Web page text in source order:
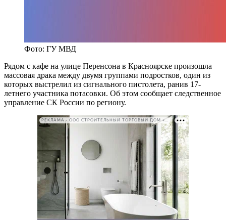
Фото: ГУ МВД
Рядом с кафе на улице Перенсона в Красноярске произошла
массовая драка между двумя группами подростков, один из
которых выстрелил из сигнального пистолета, ранив 17-
летнего участника потасовки. Об этом сообщает следственное
управление СК России по региону.
РЕКЛАМА • ООО СТРОИТЕЛЬНЫЙ ТОРГОВЫЙ ДОМ «ПЕТРОВИЧ». ИНН: 7802348846